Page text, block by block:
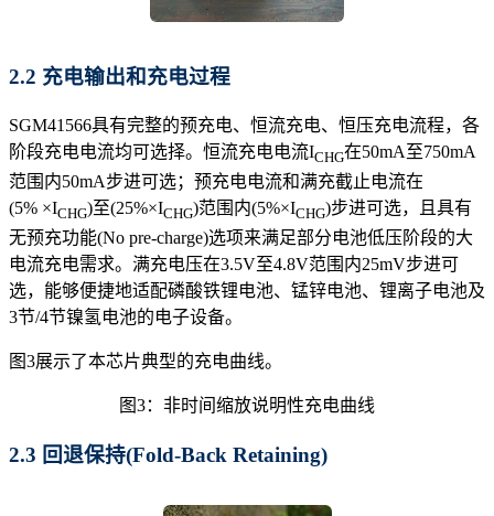
2.2 充电输出和充电过程
SGM41566具有完整的预充电、恒流充电、恒压充电流程，各
阶段充电电流均可选择。恒流充电电流ICHG在50mA至750mA
范围内50mA步进可选；预充电电流和满充截止电流在
(5% ×ICHG)至(25%×ICHG)范围内(5%×ICHG)步进可选，且具有
无预充功能(No pre-charge)选项来满足部分电池低压阶段的大
电流充电需求。满充电压在3.5V至4.8V范围内25mV步进可
选，能够便捷地适配磷酸铁锂电池、锰锌电池、锂离子电池及
3节/4节镍氢电池的电子设备。
图3展示了本芯片典型的充电曲线。
图3：非时间缩放说明性充电曲线
2.3 回退保持(Fold-Back Retaining)